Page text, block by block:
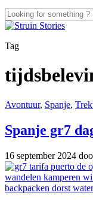
Tag
Avontuur, Spanje,
Spanje gr7
16 september 2024